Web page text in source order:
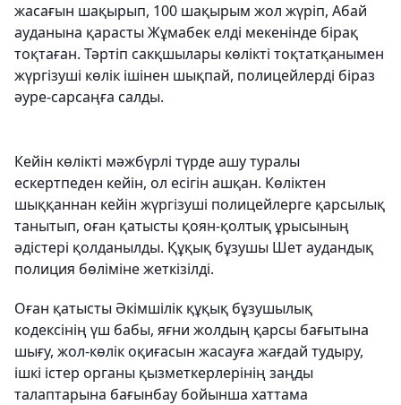
жасағын шақырып, 100 шақырым жол жүріп, Абай
ауданына қарасты Жұмабек елді мекенінде бірақ
тоқтаған. Тәртіп сакқшылары көлікті тоқтатқанымен
жүргізуші көлік ішінен шықпай, полицейлерді біраз
әуре-сарсаңға салды.
Кейін көлікті мәжбүрлі түрде ашу туралы
ескертпеден кейін, ол есігін ашқан. Көліктен
шыққаннан кейін жүргізуші полицейлерге қарсылық
танытып, оған қатысты қоян-қолтық ұрысының
әдістері қолданылды. Құқық бұзушы Шет аудандық
полиция бөліміне жеткізілді.
Оған қатысты Әкімшілік құқық бұзушылық
кодексінің үш бабы, яғни жолдың қарсы бағытына
шығу, жол-көлік оқиғасын жасауға жағдай тудыру,
ішкі істер органы қызметкерлерінің заңды
талаптарына бағынбау бойынша хаттама